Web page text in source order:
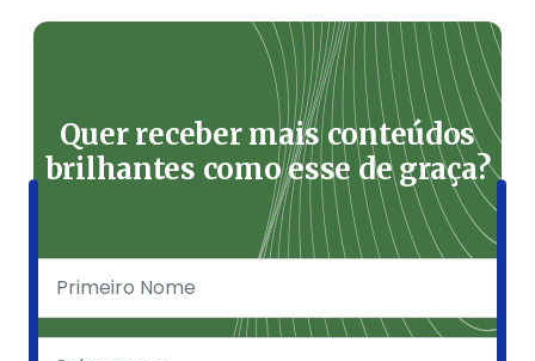
Quer receber mais conteúdos
brilhantes como esse de graça?